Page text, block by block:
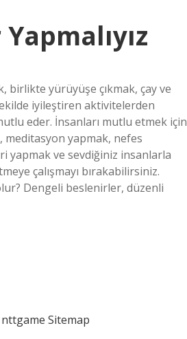
birlikte yürüyüşe çıkmak, çay ve
iyileştiren aktivitelerden
eder. İnsanları mutlu etmek için
meditasyon yapmak, nefes
yapmak ve sevdiğiniz insanlarla
çalışmayı bırakabilirsiniz.
Dengeli beslenirler, düzenli
nttgame Sitemap